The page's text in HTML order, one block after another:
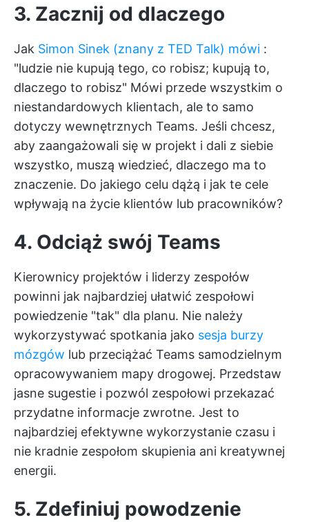
3. Zacznij od dlaczego
Jak Simon Sinek (znany z TED Talk) mówi :
"ludzie nie kupują tego, co robisz; kupują to,
dlaczego to robisz" Mówi przede wszystkim o
niestandardowych klientach, ale to samo
dotyczy wewnętrznych Teams. Jeśli chcesz,
aby zaangażowali się w projekt i dali z siebie
wszystko, muszą wiedzieć, dlaczego ma to
znaczenie. Do jakiego celu dążą i jak te cele
wpływają na życie klientów lub pracowników?
4. Odciąż swój Teams
Kierownicy projektów i liderzy zespołów
powinni jak najbardziej ułatwić zespołowi
powiedzenie "tak" dla planu. Nie należy
wykorzystywać spotkania jako sesja burzy
mózgów lub przeciążać Teams samodzielnym
opracowywaniem mapy drogowej. Przedstaw
jasne sugestie i pozwól zespołowi przekazać
przydatne informacje zwrotne. Jest to
najbardziej efektywne wykorzystanie czasu i
nie kradnie zespołom skupienia ani kreatywnej
energii.
5. Zdefiniuj powodzenie